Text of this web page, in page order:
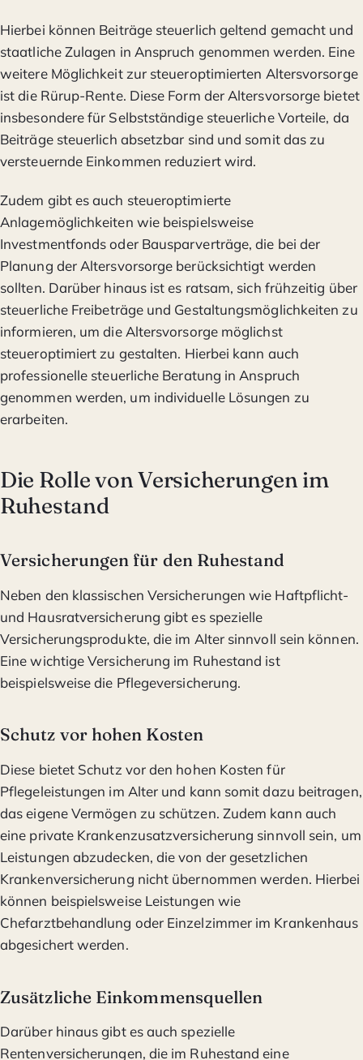
Hierbei können Beiträge steuerlich geltend gemacht und
staatliche Zulagen in Anspruch genommen werden. Eine
weitere Möglichkeit zur steueroptimierten Altersvorsorge
ist die Rürup-Rente. Diese Form der Altersvorsorge bietet
insbesondere für Selbstständige steuerliche Vorteile, da
Beiträge steuerlich absetzbar sind und somit das zu
versteuernde Einkommen reduziert wird.
Zudem gibt es auch steueroptimierte
Anlagemöglichkeiten wie beispielsweise
Investmentfonds oder Bausparverträge, die bei der
Planung der Altersvorsorge berücksichtigt werden
sollten. Darüber hinaus ist es ratsam, sich frühzeitig über
steuerliche Freibeträge und Gestaltungsmöglichkeiten zu
informieren, um die Altersvorsorge möglichst
steueroptimiert zu gestalten. Hierbei kann auch
professionelle steuerliche Beratung in Anspruch
genommen werden, um individuelle Lösungen zu
erarbeiten.
Die Rolle von Versicherungen im
Ruhestand
Versicherungen für den Ruhestand
Neben den klassischen Versicherungen wie Haftpflicht-
und Hausratversicherung gibt es spezielle
Versicherungsprodukte, die im Alter sinnvoll sein können.
Eine wichtige Versicherung im Ruhestand ist
beispielsweise die Pflegeversicherung.
Schutz vor hohen Kosten
Diese bietet Schutz vor den hohen Kosten für
Pflegeleistungen im Alter und kann somit dazu beitragen,
das eigene Vermögen zu schützen. Zudem kann auch
eine private Krankenzusatzversicherung sinnvoll sein, um
Leistungen abzudecken, die von der gesetzlichen
Krankenversicherung nicht übernommen werden. Hierbei
können beispielsweise Leistungen wie
Chefarztbehandlung oder Einzelzimmer im Krankenhaus
abgesichert werden.
Zusätzliche Einkommensquellen
Darüber hinaus gibt es auch spezielle
Rentenversicherungen, die im Ruhestand eine